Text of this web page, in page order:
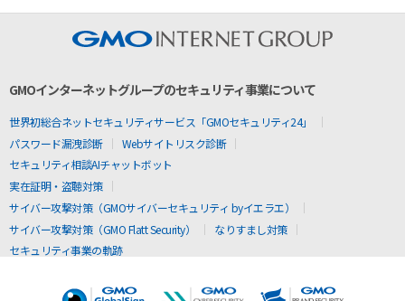
GMOインターネットグループのセキュリティ事業について
世界初総合ネットセキュリティサービス「GMOセキュリティ24」
パスワード漏洩診断
Webサイトリスク診断
セキュリティ相談AIチャットボット
実在証明・盗聴対策
サイバー攻撃対策（GMOサイバーセキュリティ byイエラエ）
サイバー攻撃対策（GMO Flatt Security）
なりすまし対策
セキュリティ事業の軌跡